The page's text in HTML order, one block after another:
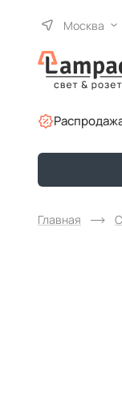
Москва
Главная